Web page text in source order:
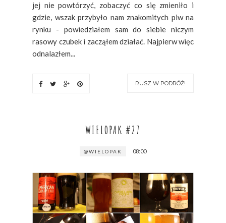
jej nie powtórzyć, zobaczyć co się zmieniło i
gdzie, wszak przybyło nam znakomitych piw na
rynku - powiedziałem sam do siebie niczym
rasowy czubek i zacząłem działać. Najpierw więc
odnalazłem...
RUSZ W PODRÓŻ!
WIELOPAK #27
@WIELOPAK 08:00